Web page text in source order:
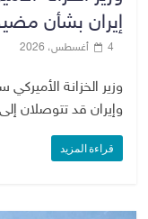
إيران بشأن
4 أغسطس، 2026
وإيران قد تتوصلان إلى
قراءة المزيد